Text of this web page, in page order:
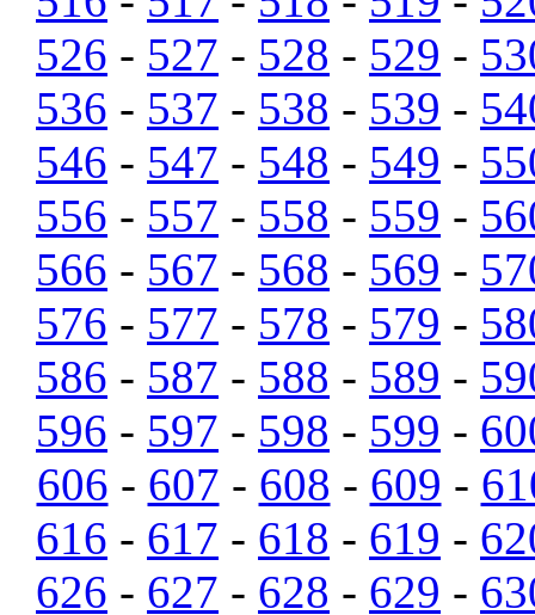
526 - 527 - 528 - 529 -
536 - 537 - 538 - 539 -
546 - 547 - 548 - 549 -
556 - 557 - 558 - 559 -
566 - 567 - 568 - 569 -
576 - 577 - 578 - 579 -
586 - 587 - 588 - 589 -
596 - 597 - 598 - 599 -
606 - 607 - 608 - 609 -
616 - 617 - 618 - 619 -
626 - 627 - 628 - 629 -